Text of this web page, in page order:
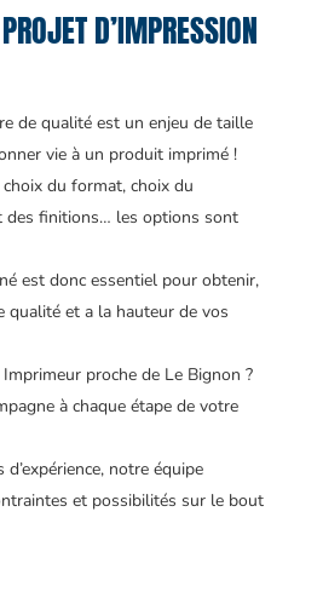
D’IMPRESSION
de qualité est un enjeu de taille
vie à un produit imprimé !
du format, choix du
des finitions… les options sont
est donc essentiel pour obtenir,
qualité et a la hauteur de vos
proche de Le Bignon ?
à chaque étape de votre
notre équipe
et possibilités sur le bout